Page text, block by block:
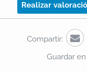
Realizar
Compartir:
Guardar